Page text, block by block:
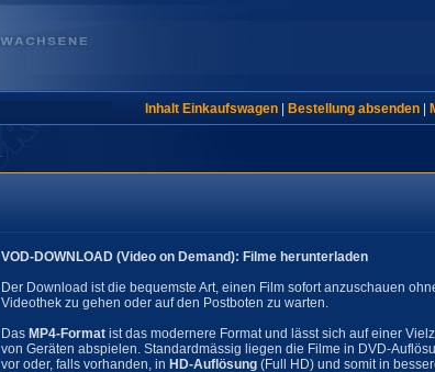
Inhalt Einkaufswagen| Bestellung absenden|
VOD-DOWNLOAD (Video on Demand): Filme herunterladen
Der Download ist die bequemste Art, einen Film sofort anzuschauen
Videothek zu gehen oder auf den Postboten zu warten.
Das MP4-Format ist das modernere Format und lässt sich auf einer
von Geräten abspielen. Standardmässig liegen die Filme in DVD-
vor oder, falls vorhanden, in HD-Auflösung (Full HD) und somit in